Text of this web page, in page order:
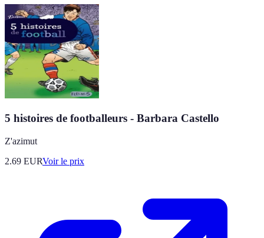
5 histoires de footballeurs - Barbara Castello
Z'azimut
2.69 EURVoir le prix